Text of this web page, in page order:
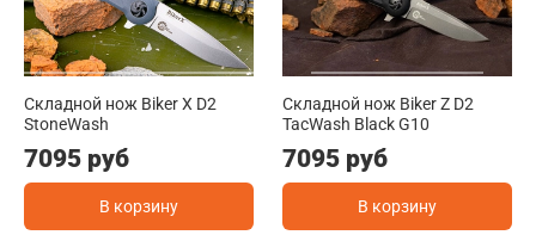
Складной нож Biker X D2
StoneWash
7095 руб
В корзину
Складной нож Biker Z D2
TacWash Black G10
7095 руб
В корзину